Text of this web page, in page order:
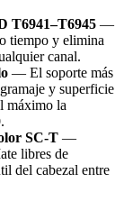
T6941–T6945 —
tiempo y elimina
canal.
— El soporte más
y superficie
máximo la
SC-T —
libres de
del cabezal entre